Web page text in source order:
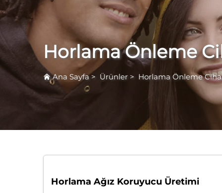
Horlama Önleme
Ana Sayfa> Ürünler > Horlama Önleme
Horlama Ağız Koruyucu Üretimi